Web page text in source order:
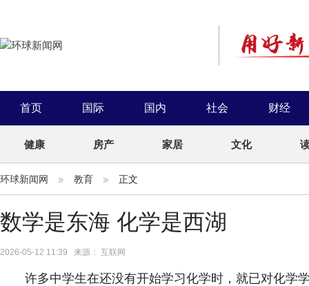
首页 国际 国内 社会 财经
健康 房产 家居 文化
环球新闻网 教育 正文
数学是东海 化学是西湖
2026-05-12 11:39 来源： 互联网
许多中学生在还没有开始学习化学时，就已对化学